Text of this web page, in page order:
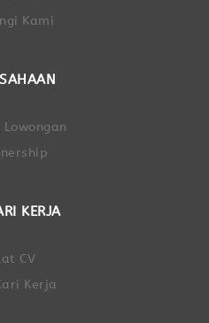
Kami
Lowongan
KERJA
CV
Kerja